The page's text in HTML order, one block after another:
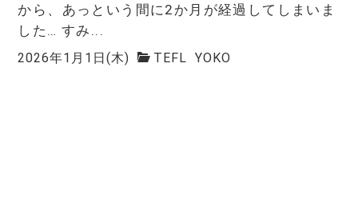
から、あっという間に2か月が経過してしまいま
した… すみ...
2026年1月1日(木) TEFL YOKO